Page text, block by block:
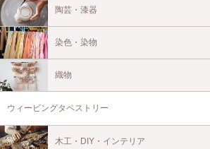
陶芸・漆器
染色・染物
織物
ウィービングタペストリー
木工・DIY・インテリア